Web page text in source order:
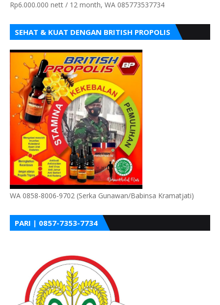
Rp6.000.000 nett / 12 month, WA 085773537734
SEHAT & KUAT DENGAN BRITISH PROPOLIS
WA 0858-8006-9702 (Serka Gunawan/Babinsa Kramatjati)
PARI | 0857-7353-7734